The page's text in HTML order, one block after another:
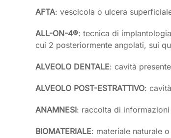
AFTA: vescicola o ulcera
ALL-ON-4®: tecnica di
cui 2 posteriormente angolati, sui
ALVEOLO DENTALE: cavità
ALVEOLO POST-ESTRATTIVO:
ANAMNESI: raccolta di
BIOMATERIALE: materiale naturale